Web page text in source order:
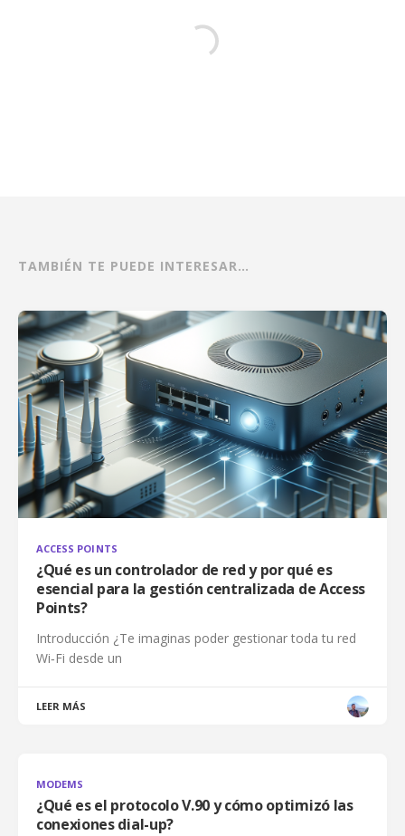
TAMBIÉN TE PUEDE INTERESAR…
ACCESS POINTS
¿Qué es un controlador de red y por qué es
esencial para la gestión centralizada de Access
Points?
Introducción ¿Te imaginas poder gestionar toda tu red
Wi‑Fi desde un
LEER MÁS
MODEMS
¿Qué es el protocolo V.90 y cómo optimizó las
conexiones dial-up?